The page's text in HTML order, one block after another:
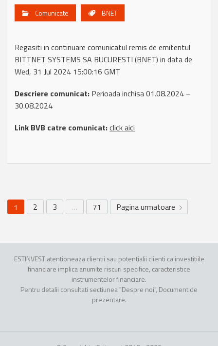
Comunicate BNET
Regasiti in continuare comunicatul remis de emitentul
BITTNET SYSTEMS SA BUCURESTI (BNET) in data de
Wed, 31 Jul 2024 15:00:16 GMT
Descriere comunicat: Perioada inchisa 01.08.2024 –
30.08.2024
Link BVB catre comunicat:click aici
1 2 3 … 71 Pagina urmatoare
ESTINVEST atentioneaza clientii sau potentialii clienti ca investitiile
financiare implica anumite riscuri specifice, caracteristice
instrumentelor financiare.
Pentru detalii consultati sectiunea "Despre noi", Document de
prezentare.